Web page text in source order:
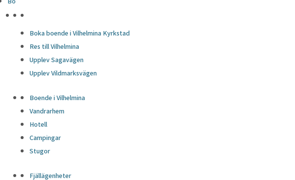
Boka boende i Vilhelmina Kyrkstad
Res till Vilhelmina
Upplev Sagavägen
Upplev Vildmarksvägen
Boende i Vilhelmina
Vandrarhem
Hotell
Campingar
Stugor
Fjällägenheter